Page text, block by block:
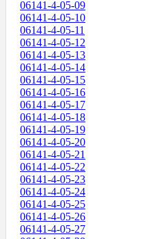
06141-4-05-09
06141-4-05-10
06141-4-05-11
06141-4-05-12
06141-4-05-13
06141-4-05-14
06141-4-05-15
06141-4-05-16
06141-4-05-17
06141-4-05-18
06141-4-05-19
06141-4-05-20
06141-4-05-21
06141-4-05-22
06141-4-05-23
06141-4-05-24
06141-4-05-25
06141-4-05-26
06141-4-05-27